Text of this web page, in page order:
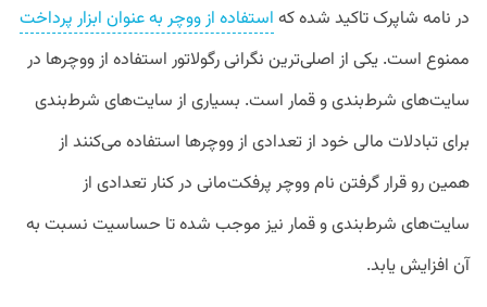
در نامه شاپرک تاکید شده که استفاده از ووچر به عنوان ابزار پرداخت
ممنوع است. یکی از اصلی‌ترین نگرانی رگولاتور استفاده از ووچرها در
سایت‌های شرط‌بندی و قمار است. بسیاری از سایت‌های شرط‌بندی
برای تبادلات مالی خود از تعدادی از ووچرها استفاده می‌کنند از
همین رو قرار گرفتن نام ووچر پرفکت‌مانی در کنار تعدادی از
سایت‌های شرط‌بندی و قمار نیز موجب شده تا حساسیت نسبت به
آن افزایش یابد.